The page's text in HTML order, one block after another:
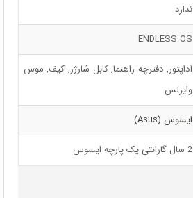
ندارد
ENDLESS OS
آداپتور, دفترچه راهنما, کابل شارژر, کیف, موس
وایرلس
ایسوس (Asus)
2 سال گارانتی یک پارچه ایسوس